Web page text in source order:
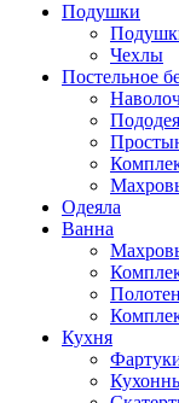
Подушки
Чехлы
Постельное
Одеяла
Ванна
Кухня